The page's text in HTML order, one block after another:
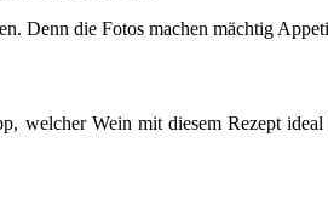
Denn die Fotos machen mächtig
welcher Wein mit diesem Rezept